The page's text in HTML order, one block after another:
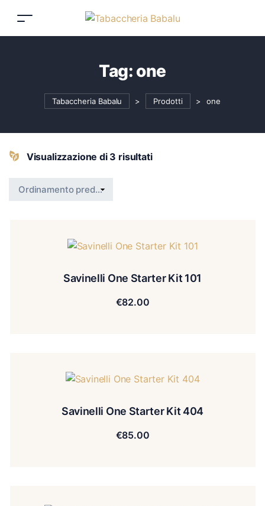
Tag: one
Tabaccheria Babalu > Prodotti > one
Visualizzazione di 3 risultati
Savinelli One Starter Kit 101
€82.00
Savinelli One Starter Kit 404
€85.00